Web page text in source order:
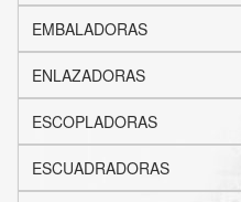
EMBALADORAS
ENLAZADORAS
ESCOPLADORAS
ESCUADRADORAS